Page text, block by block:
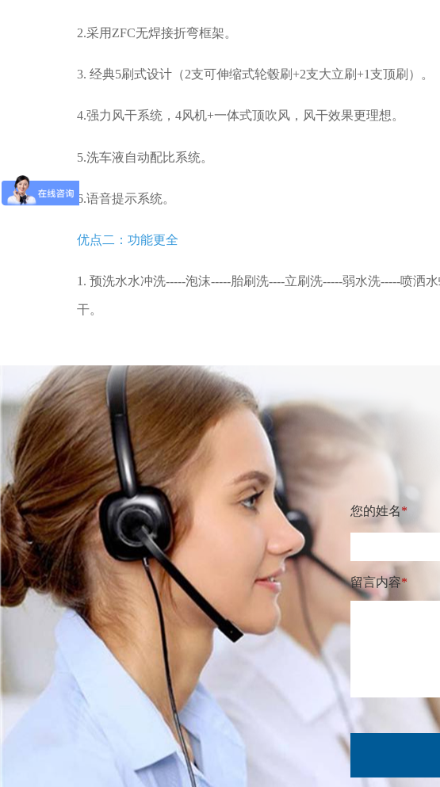
2.采用ZFC无焊接折弯框架。
3. 经典5刷式设计（2支可伸缩式轮毂刷+2支大立刷+1支顶刷）。
4.强力风干系统，4风机+一体式顶吹风，风干效果更理想。
5.洗车液自动配比系统。
6.语音提示系统。
优点二：功能更全
1. 预洗水水冲洗-----泡沫-----胎刷洗----立刷洗-----弱水洗-----喷洒
干。
您的姓名*
留言内容*